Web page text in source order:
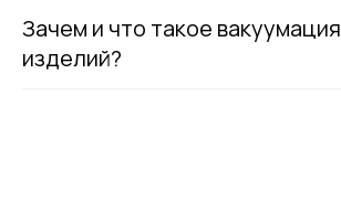
Зачем и что такое вакуумация
изделий?